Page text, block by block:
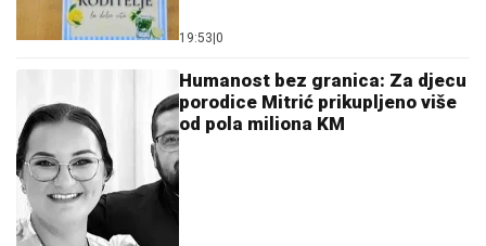
19:53 0
Humanost bez granica: Za djecu
porodice Mitrić prikupljeno više
od pola miliona KM